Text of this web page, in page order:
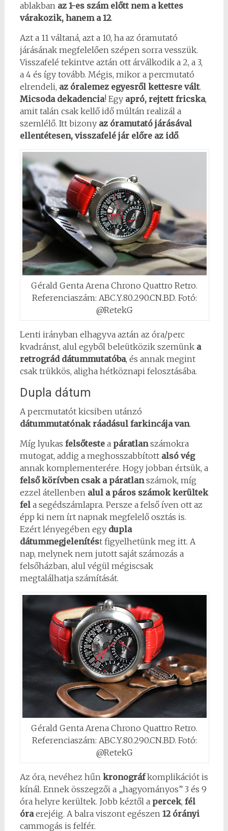
ablakban az 1-es szám előtt nem a kettes
várakozik, hanem a 12.
Azt a 11 váltaná, azt a 10, ha az óramutató
járásának megfelelően szépen sorra vesszük.
Visszafelé tekintve aztán ott árválkodik a 2, a 3,
a 4 és így tovább. Mégis, mikor a percmutató
elrendeli, az óralemez egyesről kettesre vált.
Micsoda dekadencia! Egy apró, rejtett fricska,
amit talán csak kellő idő múltán realizál a
szemlélő. Itt bizony az óramutató járásával
ellentétesen, visszafelé jár előre az idő.
Gérald Genta Arena Chrono Quattro Retro.
Referenciaszám: ABC.Y.80.290.CN.BD. Fotó:
@RetekG
Lenti irányban elhagyva aztán az óra/perc
kvadránst, alul egyből beleütközik szemünk a
retrográd dátummutatóba, és annak megint
csak trükkös, aligha hétköznapi felosztásába.
Dupla dátum
A percmutatót kicsiben utánzó
dátummutatónak ráadásul farkincája van.
Míg lyukas felsőtestea páratlanszámokra
mutogat, addig a meghosszabbított alsó vég
annak komplementerére. Hogy jobban értsük, a
felső körívben csak a páratlanszámok, míg
ezzel átellenben alul a páros számok kerültek
fela segédszámlapra. Persze a felső íven ott az
épp ki nem írt napnak megfelelő osztás is.
Ezért lényegében egy dupla
dátummegjelenítést figyelhetünk meg itt. A
nap, melynek nem jutott saját számozás a
felsőházban, alul végül mégiscsak
megtalálhatja számítását.
Gérald Genta Arena Chrono Quattro Retro.
Referenciaszám: ABC.Y.80.290.CN.BD. Fotó:
@RetekG
Az óra, nevéhez hűn kronográfkomplikációt is
kínál. Ennek összegzői a „hagyományos” 3 és 9
óra helyre kerültek. Jobb kéztől a percek, fél
óraerejéig. A balra viszont egészen 12 órányi
cammogás is felfér.
Shares